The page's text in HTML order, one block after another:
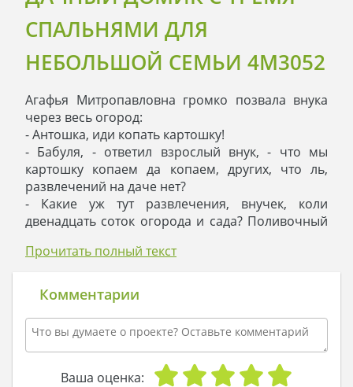
СПАЛЬНЯМИ ДЛЯ
НЕБОЛЬШОЙ СЕМЬИ 4M3052
Агафья Митропавловна громко позвала внука
через весь огород:
- Антошка, иди копать картошку!
- Бабуля, - ответил взрослый внук, - что мы
картошку копаем да копаем, других, что ль,
развлечений на даче нет?
- Какие уж тут развлечения, внучек, коли
двенадцать соток огорода и сада? Поливочный
вот и все развлечения, - ответила она.
туда можно и телевизор поставить, и айфон к
ноутбуку подключить, и ванну с клубничной
пеной устроить, - ответил Антошка. А на кухне
поставим холодильник и будем там косточки
для Шарика хранить, потом выдавать их по
праздникам.
Прочитать полный текст
Комментарии
Ваша оценка: